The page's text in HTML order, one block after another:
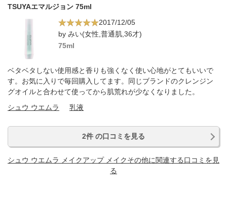
TSUYAエマルジョン 75ml
2017/12/05
by みい(女性,普通肌,36才)
75ml
ベタベタしない使用感と香りも強くなく使い心地がとてもいいで
す。お気に入りで毎回購入してます。同じブランドのクレンジン
グオイルと合わせて使ってから肌荒れが少なくなりました。
シュウ ウエムラ
乳液
2件 の口コミを見る
シュウ ウエムラ メイクアップ メイクその他に関連する口コミを見
る